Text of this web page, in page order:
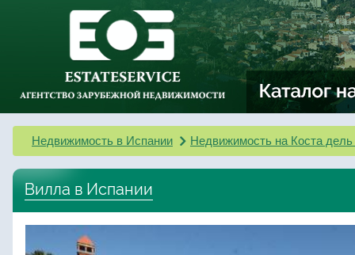
Недвижимость в Испании Недвижимость на Коста
Вилла в Испании